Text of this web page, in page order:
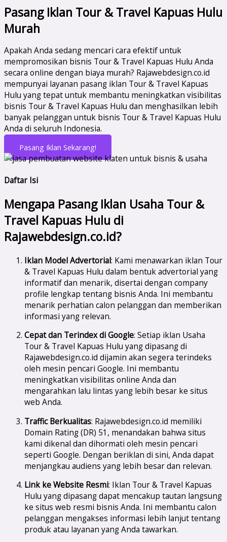
Pasang Iklan Tour & Travel Kapuas Hulu
Murah
Apakah Anda sedang mencari cara efektif untuk
mempromosikan bisnis Tour & Travel Kapuas Hulu Anda
secara online dengan biaya murah? Rajawebdesign.co.id
mempunyai layanan pasang iklan Tour & Travel Kapuas
Hulu yang tepat untuk membantu meningkatkan visibilitas
bisnis Tour & Travel Kapuas Hulu dan menghasilkan lebih
banyak pelanggan untuk bisnis Tour & Travel Kapuas Hulu
Anda di seluruh Indonesia.
Pasang Iklan Sekarang!
Daftar Isi
Mengapa Pasang Iklan Usaha Tour &
Travel Kapuas Hulu di
Rajawebdesign.co.id?
Iklan Model Advertorial: Kami menawarkan iklan Tour
& Travel Kapuas Hulu dalam bentuk advertorial yang
informatif dan menarik, disertai dengan company
profile lengkap tentang bisnis Anda. Ini membantu
menarik perhatian calon pelanggan dan memberikan
informasi yang relevan.
Cepat dan Terindex di Google: Setiap iklan Usaha
Tour & Travel Kapuas Hulu yang dipasang di
Rajawebdesign.co.id dijamin akan segera terindeks
oleh mesin pencari Google. Ini membantu
meningkatkan visibilitas online Anda dan
mengarahkan lalu lintas yang lebih besar ke situs
web Anda.
Traffic Berkualitas: Rajawebdesign.co.id memiliki
Domain Rating (DR) 51, menandakan bahwa situs
kami dikenal dan dihormati oleh mesin pencari
seperti Google. Dengan beriklan di sini, Anda dapat
menjangkau audiens yang lebih besar dan relevan.
Link ke Website Resmi: Iklan Tour & Travel Kapuas
Hulu yang dipasang dapat mencakup tautan langsung
ke situs web resmi bisnis Anda. Ini membantu calon
pelanggan mengakses informasi lebih lanjut tentang
produk atau layanan yang Anda tawarkan.